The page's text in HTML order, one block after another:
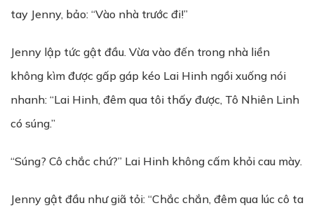
tay Jenny, bảo: “Vào nhà trước đi!”
Jenny lập tức gật đầu. Vừa vào đến trong nhà liền
không kìm được gấp gáp kéo Lai Hinh ngồi xuống nói
nhanh: “Lai Hinh, đêm qua tôi thấy được, Tô Nhiên Linh
có súng.”
“Súng? Cô chắc chứ?” Lai Hinh không cấm khỏi cau mày.
Jenny gật đầu như giã tỏi: “Chắc chắn, đêm qua lúc cô ta